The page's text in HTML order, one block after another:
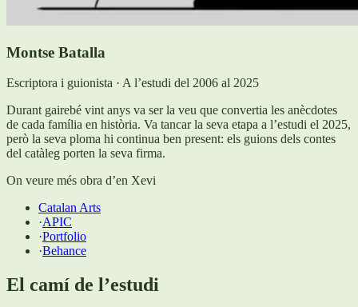
Montse Batalla
Escriptora i guionista · A l’estudi del 2006 al 2025
Durant gairebé vint anys va ser la veu que convertia les anècdotes
de cada família en història. Va tancar la seva etapa a l’estudi el 2025,
però la seva ploma hi continua ben present: els guions dels contes
del catàleg porten la seva firma.
On veure més obra d’en Xevi
Catalan Arts
·APIC
·Portfolio
·Behance
El camí de l’estudi